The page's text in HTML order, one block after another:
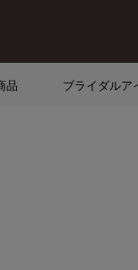
品 ブライダルア